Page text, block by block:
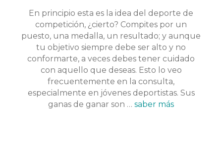
En principio esta es la idea del deporte de
competición, ¿cierto? Compites por un
puesto, una medalla, un resultado; y aunque
tu objetivo siempre debe ser alto y no
conformarte, a veces debes tener cuidado
con aquello que deseas. Esto lo veo
frecuentemente en la consulta,
especialmente en jóvenes deportistas. Sus
ganas de ganar son … saber más